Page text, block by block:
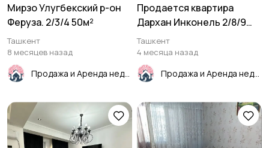
Мирзо Улугбекский р-он
Феруза. 2/3/4 50м²
Ташкент
8 месяцев назад
Продается квартира
Дархан Инконель 2/8/9
66м²
Ташкент
4 месяца назад